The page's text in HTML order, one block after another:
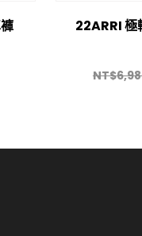
22ARRI 極
NT$